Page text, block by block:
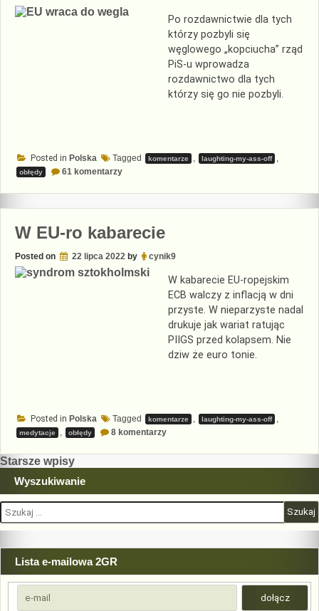
Po rozdawnictwie dla tych
którzy pozbyli się
węglowego „kopciucha” rząd
PiS-u wprowadza
rozdawnictwo dla tych
którzy się go nie pozbyli.
Posted in Polska Tagged komentarze , laughting-my-ass-off ,
obłędy 61 komentarzydo
W EU-ro kabarecie
Posted on 22 lipca 2022 by cynik9
W kabarecie EU-ropejskim
ECB walczy z inflacją w dni
przyste. W nieparzyste nadal
drukuje jak wariat ratując
PIIGS przed kolapsem. Nie
dziw że euro tonie.
Posted in Polska Tagged komentarze , laughting-my-ass-off ,
medytacje , obłędy 8 komentarzydo
kabarecie
Nawigacja
po
wpisach
Starsze wpisy
Wyszukiwanie
Szukaj:
Lista e-mailowa 2GR